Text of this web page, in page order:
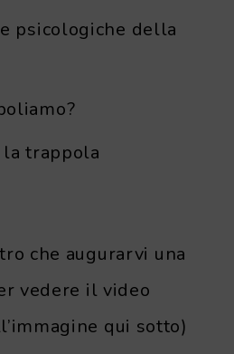
psicologiche della
trappola
che augurarvi una
vedere il video
qui sotto)